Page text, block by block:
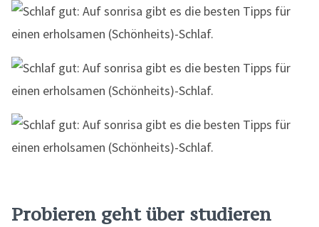
Probieren geht über studieren